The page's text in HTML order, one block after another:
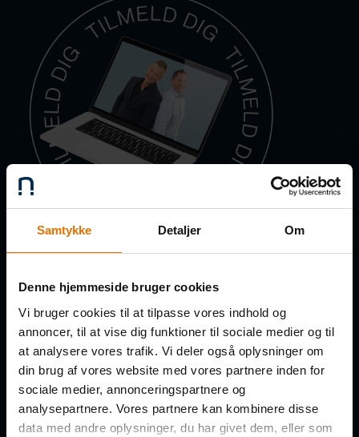
Samtykke Detaljer Om
Denne hjemmeside bruger cookies
Vi bruger cookies til at tilpasse vores indhold og
annoncer, til at vise dig funktioner til sociale medier og til
at analysere vores trafik. Vi deler også oplysninger om
din brug af vores website med vores partnere inden for
sociale medier, annonceringspartnere og
analysepartnere. Vores partnere kan kombinere disse
data med andre oplysninger, du har givet dem, eller som
Få de nye afsnit direkte i din
indbakke
FORNAVN